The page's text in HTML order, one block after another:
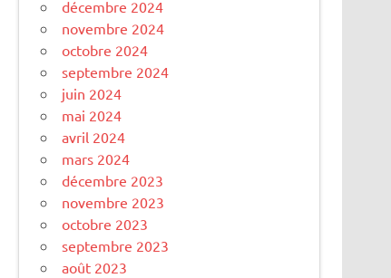
décembre 2024
novembre 2024
octobre 2024
septembre 2024
juin 2024
mai 2024
avril 2024
mars 2024
décembre 2023
novembre 2023
octobre 2023
septembre 2023
août 2023